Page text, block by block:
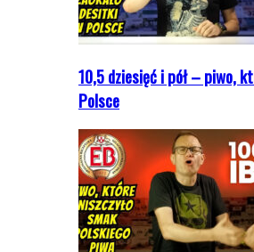
10,5 dziesięć i pół – piwo,
Polsce